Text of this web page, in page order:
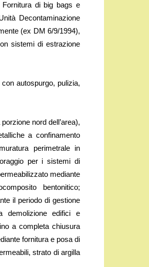
di big bags e
Decontaminazione
(ex DM 6/9/1994),
sistemi di estrazione
autospurgo, pulizia,
nord dell’area),
a confinamento
perimetrale in
per i sistemi di
mediante
bentonitico;
il periodo di gestione
demolizione edifici e
a completa chiusura
fornitura e posa di
strato di argilla